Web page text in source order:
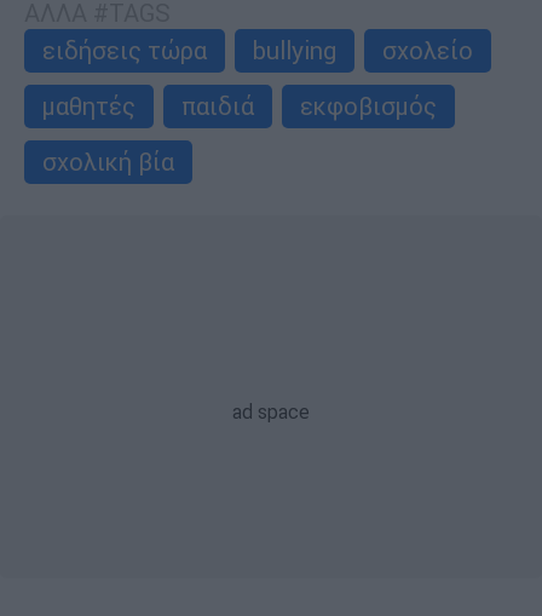
ειδήσεις τώρα
bullying
σχολείο
μαθητές
παιδιά
εκφοβισμός
σχολική βία